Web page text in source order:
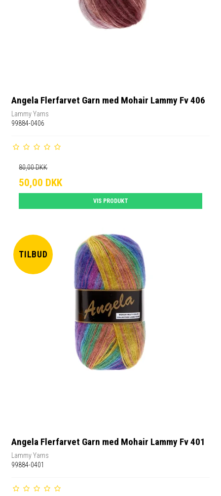
Angela Flerfarvet Garn med Mohair Lammy Fv 406
Lammy Yarns
99884-0406
80,00 DKK
50,00 DKK
VIS PRODUKT
TILBUD
Angela Flerfarvet Garn med Mohair Lammy Fv 401
Lammy Yarns
99884-0401